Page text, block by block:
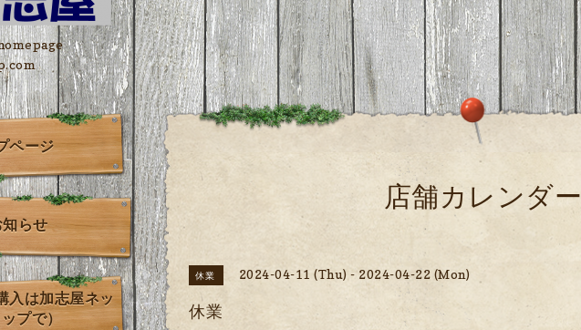
店舗カレンダー
休業 2024-04-11 (Thu) - 2024-04-22 (Mon)
休業
ページ
らせ
入は加志屋ネッ
プで）